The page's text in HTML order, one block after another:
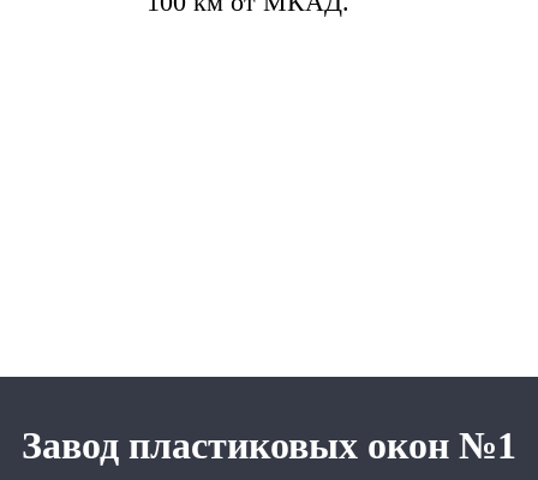
Завод пластиковых окон №1